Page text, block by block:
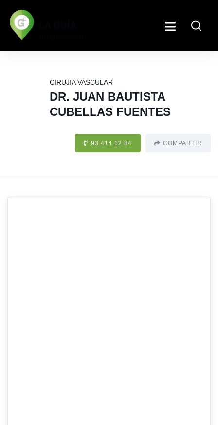
CIRUJIA VASCULAR
DR. JUAN BAUTISTA
CUBELLAS FUENTES
93 414 12 84 COMPARTIR